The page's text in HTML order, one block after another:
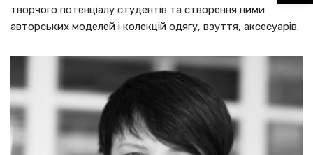
творчого потенціалу студентів та створення ними
авторських моделей і колекцій одягу, взуття, аксесуарів.